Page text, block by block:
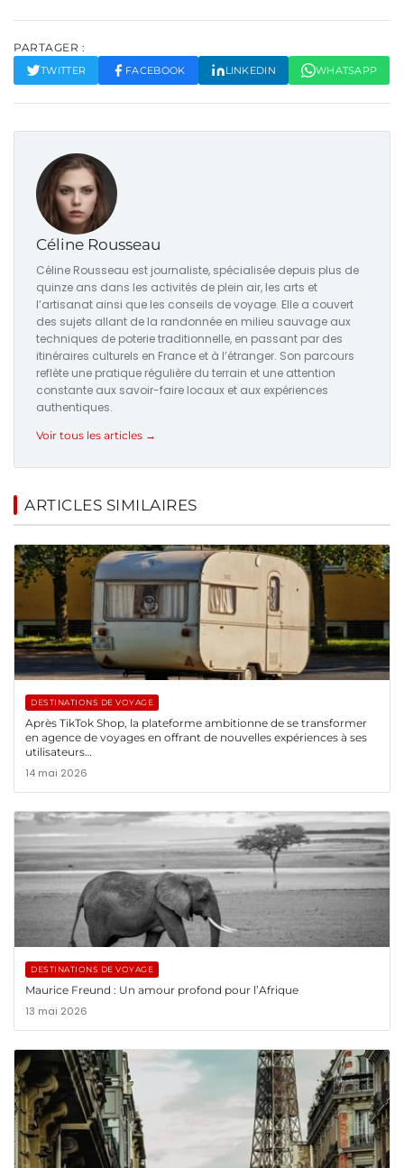
PARTAGER :
TWITTER FACEBOOK LINKEDIN WHATSAPP
Céline Rousseau
Céline Rousseau est journaliste, spécialisée depuis plus de
quinze ans dans les activités de plein air, les arts et
l’artisanat ainsi que les conseils de voyage. Elle a couvert
des sujets allant de la randonnée en milieu sauvage aux
techniques de poterie traditionnelle, en passant par des
itinéraires culturels en France et à l’étranger. Son parcours
reflète une pratique régulière du terrain et une attention
constante aux savoir-faire locaux et aux expériences
authentiques.
Voir tous les articles →
ARTICLES SIMILAIRES
DESTINATIONS DE VOYAGE
Après TikTok Shop, la plateforme ambitionne de se transformer
en agence de voyages en offrant de nouvelles expériences à ses
utilisateurs…
14 mai 2026
DESTINATIONS DE VOYAGE
Maurice Freund : Un amour profond pour l’Afrique
13 mai 2026